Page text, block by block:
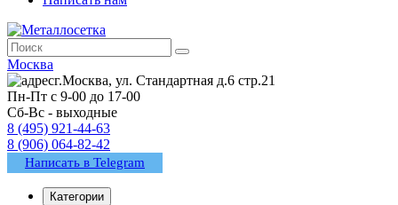
Москва
г.Москва, ул. Стандартная д.6 стр.21
Пн-Пт с 9-00 до 17-00
Сб-Вс - выходные
8 (495) 921-44-63
8 (906) 064-82-42
Написать в Telegram
Категории